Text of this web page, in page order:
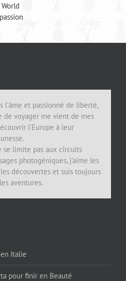
l'âme et passionné de liberté,
voyager me vient de mes
l'Europe à leur
se limite pas aux circuits
photogéniques, j'aime les
découvertes et suis toujours
aventures.
Italie
pour finir en Beauté